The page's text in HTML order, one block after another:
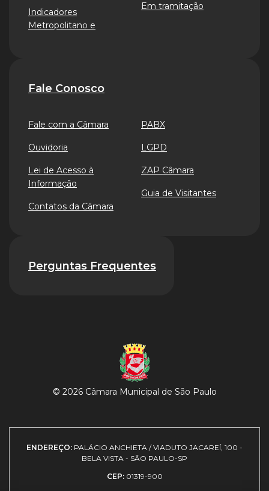
Indicadores
Metropolitano e
Em tramitação
Fale Conosco
Fale com a Câmara
Ouvidoria
Lei de Acesso à
Informação
Contatos da Câmara
PABX
LGPD
ZAP Câmara
Guia de Visitantes
Perguntas Frequentes
© 2026 Câmara Municipal de São Paulo
ENDEREÇO: PALÁCIO ANCHIETA / VIADUTO JACAREÍ, 100 -
BELA VISTA - SÃO PAULO-SP
CEP: 01319-900